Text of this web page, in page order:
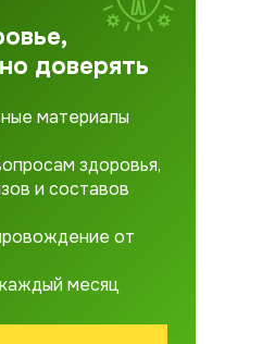
доверять
материалы
здоровья,
и составов
от
месяц